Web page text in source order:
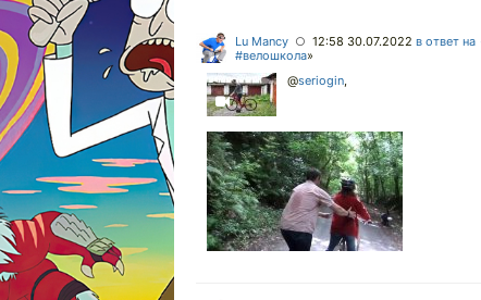
Lu Mancy ○ 12:58 30.07.2022 в ответ на
#велошкола»
@seriogin,